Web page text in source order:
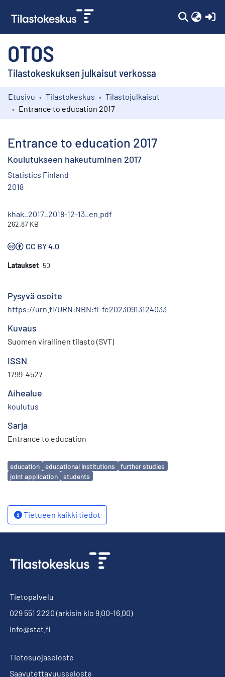
OTOS
Tilastokeskuksen julkaisut verkossa
Kokoelmat
Etusivu Tilastokeskus
Tilastojulkaisut
Entrance to education 2017
Entrance to education 2017
Koulutukseen hakeutuminen 2017
Statistics Finland
2018
khak_2017_2018-12-13_en.pdf
262.87 KB
CC BY 4.0
Lataukset 50
Pysyvä osoite
https://urn.fi/URN:NBN:fi-fe20230913124033
Kuvaus
Suomen virallinen tilasto (SVT)
ISSN
1799-4527
Aihealue
koulutus
Sarja
Entrance to education
Avainsanat
education educational institutions
further studies
joint application
students
Tietueen kaikki tiedot
Tietopalvelu
029 551 2220 (arkisin klo 9.00-16.00)
info@stat.fi
Tietosuojaseloste
Saavutettavuusseloste